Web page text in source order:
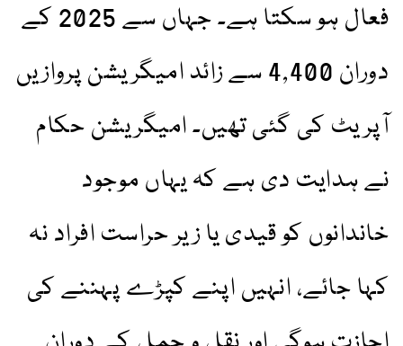
فعال ہو سکتا ہے۔ جہاں سے 2025 کے
دوران 4,400 سے زائد امیگریشن پروازیں
آپریٹ کی گئی تھیں۔ امیگریشن حکام
نے ہدایت دی ہے کہ یہاں موجود
خاندانوں کو قیدی یا زیر حراست افراد نہ
کہا جائے، انہیں اپنے کپڑے پہننے کی